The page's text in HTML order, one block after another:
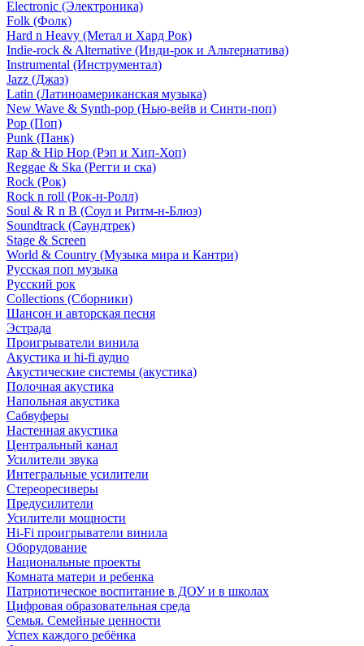
Electronic (Электроника)
Folk (Фолк)
Hard n Heavy (Метал и Хард Рок)
Indie-rock & Alternative (Инди-рок и Альтернатива)
Instrumental (Инструментал)
Jazz (Джаз)
Latin (Латиноамериканская музыка)
New Wave & Synth-pop (Нью-вейв и Синти-поп)
Pop (Поп)
Punk (Панк)
Rap & Hip Hop (Рэп и Хип-Хоп)
Reggae & Ska (Регги и ска)
Rock (Рок)
Rock n roll (Рок-н-Ролл)
Soul & R n B (Соул и Ритм-н-Блюз)
Soundtrack (Саундтрек)
Stage & Screen
World & Country (Музыка мира и Кантри)
Русская поп музыка
Русский рок
Сollections (Сборники)
Шансон и авторская песня
Эстрада
Проигрыватели винила
Акустика и hi-fi аудио
Акустические системы (акустика)
Полочная акустика
Напольная акустика
Сабвуферы
Настенная акустика
Центральный канал
Усилители звука
Интегральные усилители
Стереоресиверы
Предусилители
Усилители мощности
Hi-Fi проигрыватели винила
Оборудование
Национальные проекты
Комната матери и ребенка
Патриотическое воспитание в ДОУ и в школах
Цифровая образовательная среда
Семья. Семейные ценности
Успех каждого ребёнка